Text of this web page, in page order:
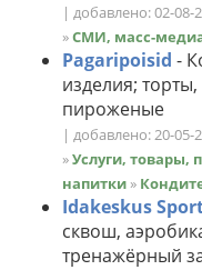
| добавлено: 02-08-
»СМИ, масс-
Pagaripoisid -
изделия;
пироженые
| добавлено: 20-05-
»Услуги, товары,
напитки »
Idakeskus
сквош,
тренажёрный